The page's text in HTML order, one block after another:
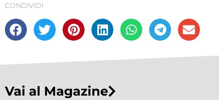
CONDIVIDI
Vai al Magazine